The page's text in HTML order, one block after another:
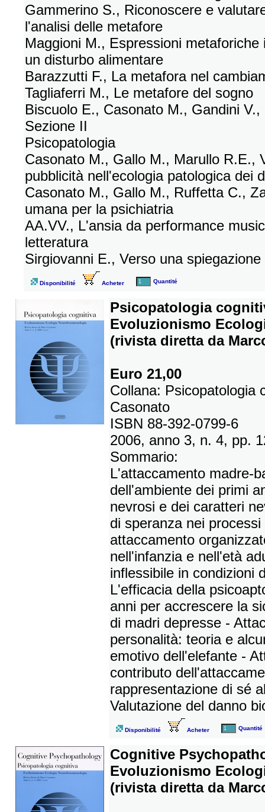
Gammerino S., Riconoscere e
l'analisi delle metafore
Maggioni M., Espressioni
un disturbo alimentare
Barazzutti F., La metafora nel
Tagliaferri M., Le metafore del sogno
Biscuolo E., Casonato M., Gandini
Sezione II
Psicopatologia
Casonato M., Gallo M., Marullo R.E.,
pubblicità nell'ecologia patologica dei
Casonato M., Gallo M., Ruffetta C.,
umana per la psichiatria
AA.VV., L'ansia da performance
letteratura
Sirgiovanni E., Verso una
Disponibilité Acheter Quantité
Psicopatologia
Evoluzionismo
(rivista diretta da
Euro 21,00
Collana: Psicopatologia
Casonato
ISBN 88-392-0799-6
2006, anno 3, n. 4, pp.
Sommario:
L'attaccamento madre-
dell'ambiente dei primi
nevrosi e dei caratteri
di speranza nei
attaccamento
nell'infanzia e nell'età
inflessibile in condizioni
L'efficacia della
anni per accrescere la
di madri depresse -
personalità: teoria e
emotivo dell'elefante -
contributo
rappresentazione di sé
Valutazione del danno
Disponibilité Acheter Quantité
Cognitive
Evoluzionismo
(rivista diretta da